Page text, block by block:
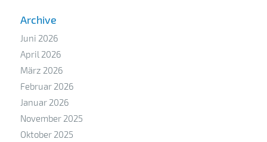
Archive
Juni 2026
April 2026
März 2026
Februar 2026
Januar 2026
November 2025
Oktober 2025